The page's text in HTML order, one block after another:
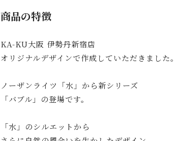
商品の特徴
KA-KU大阪 伊勢丹新宿店
オリジナルデザインで作成していただきました。
ノーザンライツ「水」から新シリーズ
「バブル」の登場です。
「水」のシルエットから